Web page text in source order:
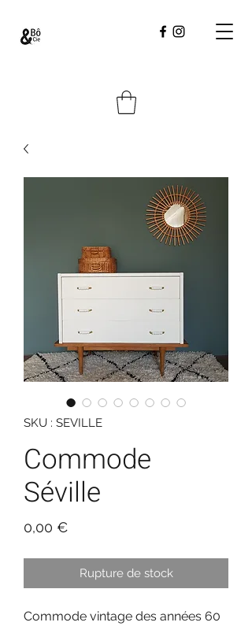
SKU : SEVILLE
Commode
Séville
0,00 €Prix
Rupture de stock
Commode vintage des années 60